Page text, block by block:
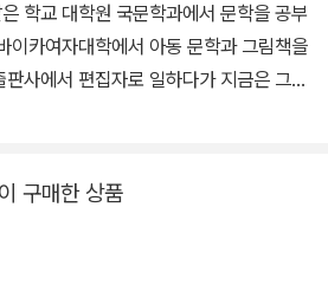
은 오히려 온갖 이상야릇한 새들이 살고
이해해야 할까?
이와 어른의 시선을 오가는 독특한 구성
표현하는 작가, 순수하고 맑은 아이들의
가, 동물과 어린이를 사랑하는 작가라는
름을 올렸다. 2019년 1월 영면하였다.
학교 대학원 국문학과에서 문학을 공부
이카여자대학에서 아동 문학과 그림책을
사에서 편집자로 일하다가 지금은 그림
나라에서 온 스케치』, 『비에도 지지 않
구매한 상품